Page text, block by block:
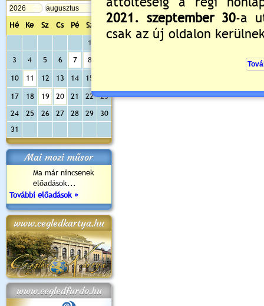
Hé Ke Sz Cs Pé Sz
Va
1
3
4 5 6 7 8
10 11 12 13 14 15
17 18 19 20 21 22
23
24
25 26 27 28 29
30
31
Mai mozi műsor
Ma már nincsenek
előadások...
További előadások »
www.cegledkartya.hu
www.cegledfurdo.hu